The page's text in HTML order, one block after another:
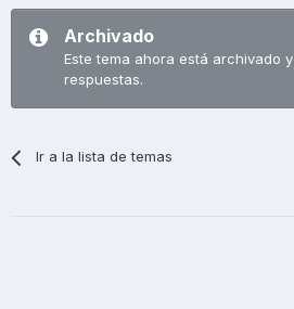
Archivado
Este tema ahora está archivado
respuestas.
Ir a la lista de temas